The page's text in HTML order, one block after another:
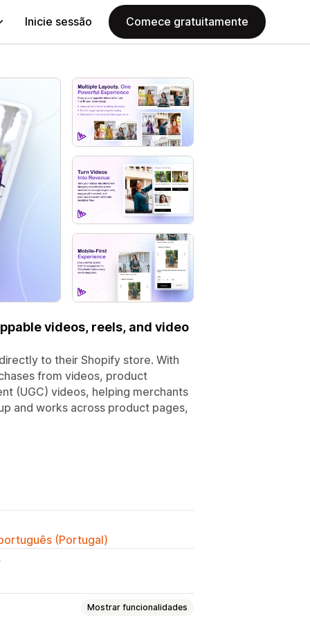
Inicie sessão Comece gratuitamente
videos, reels, and video
to their Shopify store. With
from videos, product
(UGC) videos, helping merchants
and works across product pages,
(Portugal)
Mostrar funcionalidades